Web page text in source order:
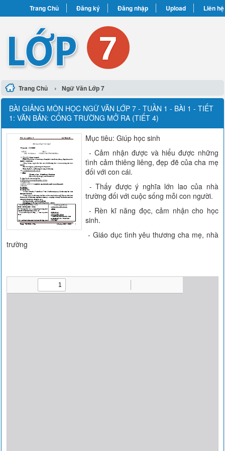
Trang Chủ Đăng ký Đăng nhập Upload Liên hệ
Trang Chủ › Ngữ Văn Lớp 7
BÀI GIẢNG MÔN HỌC NGỮ VĂN LỚP 7 - TUẦN 1 - BÀI 1 - TIẾT
1: VĂN BẢN: CỔNG TRƯỜNG MỞ RA (TIẾT 4)
Mục tiêu: Giúp học sinh
- Cảm nhận được và hiểu được những
tình cảm thiêng liêng, đẹp đẽ của cha mẹ
đối với con cái.
- Thấy được ý nghĩa lớn lao của nhà
trường đối với cuộc sống mỗi con người.
- Rèn kĩ năng đọc, cảm nhận cho học
sinh.
- Giáo dục tình yêu thương cha mẹ, nhà
trường